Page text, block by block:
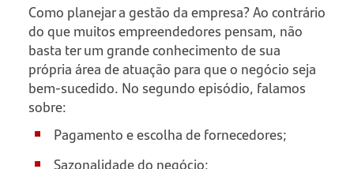
Como planejar a gestão da empresa? Ao contrário
do que muitos empreendedores pensam, não
basta ter um grande conhecimento de sua
própria área de atuação para que o negócio seja
bem-sucedido. No segundo episódio, falamos
sobre:
Pagamento e escolha de fornecedores;
Sazonalidade do negócio;